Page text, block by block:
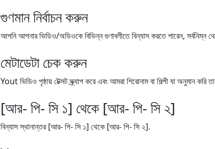
গুণমান নির্বাচন করুন
আপনি আপনার ভিডিও/অডিওকে বিভিন্ন গুণাবলীতে বিন্যাস করতে পারেন, সর্বনিম্ন
মেটাডেটা চেক করুন
Yout ভিডিও পৃষ্ঠায় টেক্সট স্ক্র্যাপ করে এবং আমরা শিরোনাম বা শিল্পী যা অনুমান
[আর- পি- সি ১] থেকে [আর- পি- সি ২]
বিন্যাস স্থানান্তর [আর- পি- সি ১] থেকে [আর- পি- সি ২].